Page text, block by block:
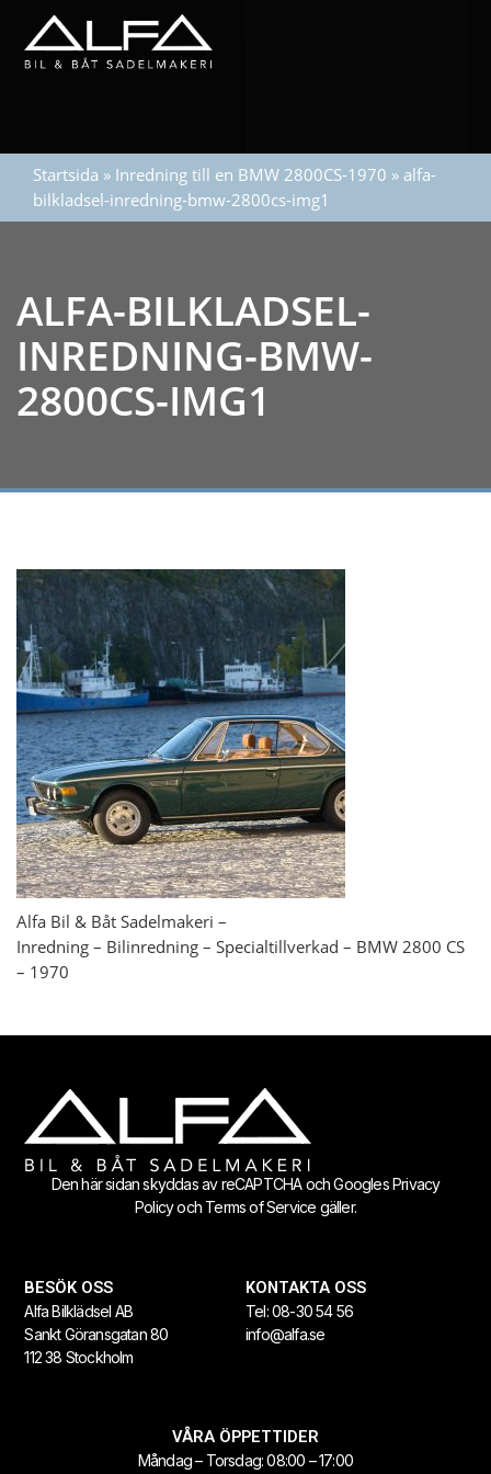
Startsida » Inredning till en BMW 2800CS-1970 » alfa-
bilkladsel-inredning-bmw-2800cs-img1
ALFA-BILKLADSEL-
INREDNING-BMW-
2800CS-IMG1
Alfa Bil & Båt Sadelmakeri –
Inredning – Bilinredning – Specialtillverkad – BMW 2800 CS
– 1970
Den här sidan skyddas av reCAPTCHA och GooglesPrivacy
Policyoch Terms of Service gäller.
BESÖK OSS
Alfa Bilklädsel AB
Sankt Göransgatan 80
112 38 Stockholm
KONTAKTA OSS
Tel:08-30 54 56
info@alfa.se
VÅRA ÖPPETTIDER
Måndag – Torsdag: 08:00 – 17:00